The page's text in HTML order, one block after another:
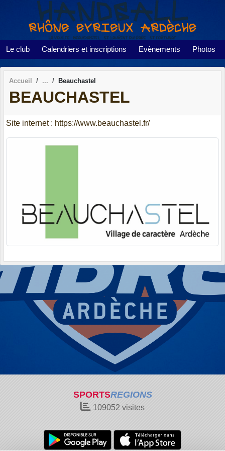
Le club Calendriers et inscriptions Evènements Photos
Accueil Beauchastel
BEAUCHASTEL
Site internet : https://www.beauchastel.fr/
SPORTSREGIONS
109052 visites
Panneau de gestion des cookies